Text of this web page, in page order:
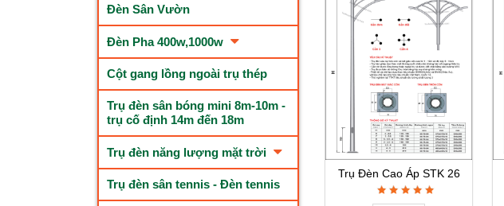
Trụ Đèn Cao Áp STK 26
Đèn Sân Vườn
Đèn Pha 400w,1000w
Cột gang lồng ngoài trụ thép
Trụ đèn sân bóng mini 8m-10m -
trụ cố định 14m đến 18m
Trụ đèn năng lượng mặt trời
Trụ đèn sân tennis - Đèn tennis